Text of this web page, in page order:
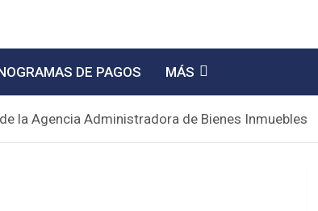
DE PAGOS MÁS
la Agencia Administradora de Bienes Inmuebles